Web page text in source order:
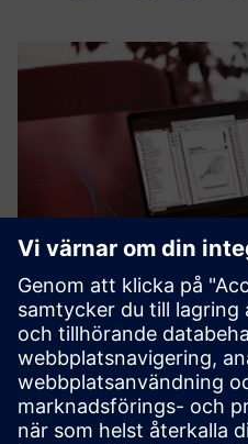
WARIOS|cmms
WARIOS|cmms is a software
and documentation of